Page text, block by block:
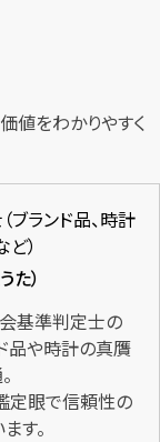
ブランド品、時計
）
た）
基準判定士の
品や時計の真贋
定眼で信頼性の
す。